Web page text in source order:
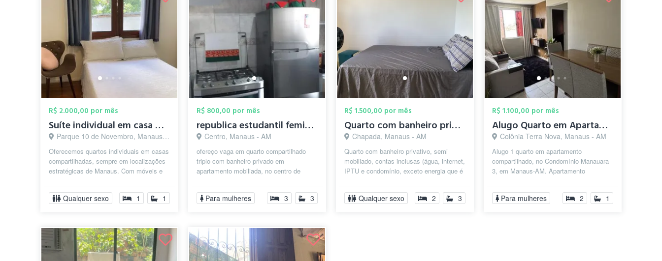
R$ 2.000,00 por mês
Suíte individual em casa Compartilhada
Parque 10 de Novembro, Manaus - AM
Oferecemos quartos individuais em casas
compartilhadas, sempre em localizações
estratégicas de Manaus. Com móveis e
Qualquer sexo 1 1
R$ 800,00 por mês
republica estudantil feminina
Centro, Manaus - AM
ofereço vaga em quarto compartilhado
triplo com banheiro privado em
apartamento mobiliada, no centro de
da faculd...
Para mulheres 3 3
R$ 1.500,00 por mês
Quarto com banheiro privativo CONTAS INC...
Chapada, Manaus - AM
Quarto com banheiro privativo, semi
mobiliado, contas inclusas (água, internet,
IPTU e condomínio, exceto energia que é
Qualquer sexo 2 3
R$ 1.100,00 por mês
Alugo Quarto em Apartamento Compartilhad...
Colônia Terra Nova, Manaus - AM
Alugo 1 quarto em apartamento
compartilhado, no Condomínio Manauara
3, em Manaus-AM. Apartamento
Geladeira, fo...
Para mulheres 2 1